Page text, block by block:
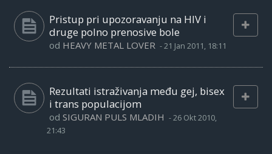
Pristup pri upozoravanju na HIV i
druge polno prenosive bole
od HEAVY METAL LOVER -21 Jan 2011, 18:11
Rezultati istraživanja među gej, bisex
i trans populacijom
od SIGURAN PULS MLADIH -26 Okt 2010,
21:43